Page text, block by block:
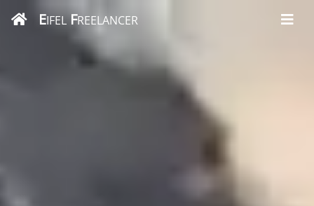
EIFELFREELANCER